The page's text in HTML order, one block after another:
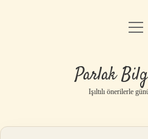
Yasal
Parlak
Işıltılı önerilerle